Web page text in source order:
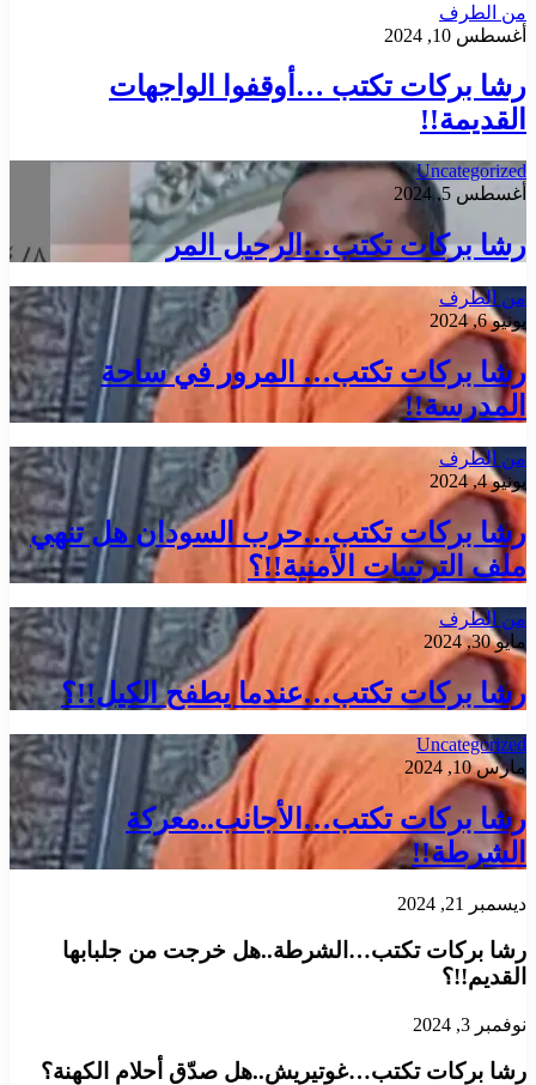
من الطرف
أغسطس 10, 2024
رشا بركات تكتب …أوقفوا الواجهات
القديمة!!
Uncategorized
أغسطس 5, 2024
رشا بركات تكتب…الرحيل المر
من الطرف
يونيو 6, 2024
رشا بركات تكتب… المرور في ساحة
المدرسة!!
من الطرف
يونيو 4, 2024
رشا بركات تكتب…حرب السودان هل تنهي
ملف الترتيبات الأمنية!!؟
من الطرف
مايو 30, 2024
رشا بركات تكتب…عندما يطفح الكيل!!؟
Uncategorized
مارس 10, 2024
رشا بركات تكتب…الأجانب..معركة
الشرطة!!
ديسمبر 21, 2024
رشا بركات تكتب…الشرطة..هل خرجت من جلبابها
القديم!!؟
نوفمبر 3, 2024
رشا بركات تكتب…غوتيريش..هل صدّق أحلام الكهنة؟